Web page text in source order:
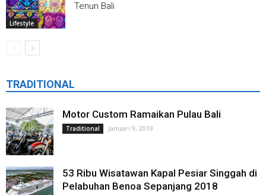
Lifestyle
Tenun Bali
TRADITIONAL
Motor Custom Ramaikan Pulau Bali
Traditional Januari 9, 2019
53 Ribu Wisatawan Kapal Pesiar Singgah di
Pelabuhan Benoa Sepanjang 2018